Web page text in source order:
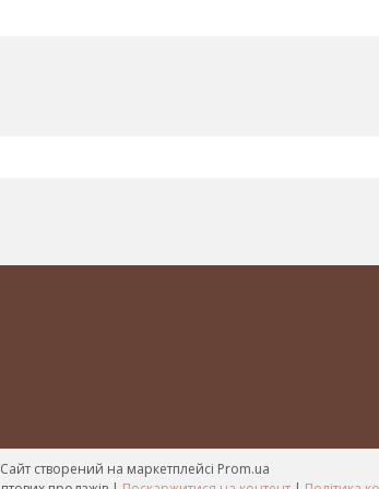
Сайт створений на маркетплейсі Prom.ua